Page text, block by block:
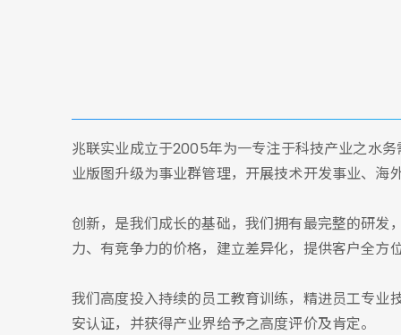
兆联实业成立于2005年为一专注于科技产业之水
业版图升级为事业群管理，开展技术开发事业、
创新，是我们成长的基础，我们拥有最完整的研
力、有竞争力的价格，建立差异化，提供客户全
我们高度投入持续的员工教育训练，精进员工专业
安认证，并获得产业界给予之高度评价及肯定。